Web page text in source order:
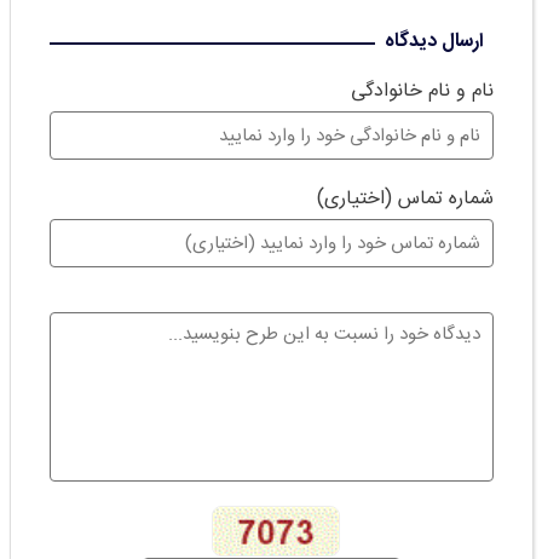
ارسال دیدگاه
نام و نام خانوادگی
شماره تماس (اختیاری)